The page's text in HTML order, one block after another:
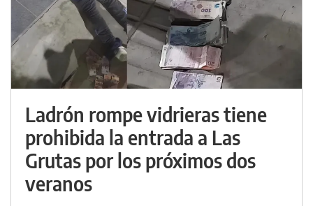
Ladrón rompe vidrieras tiene
prohibida la entrada a Las
Grutas por los próximos dos
veranos